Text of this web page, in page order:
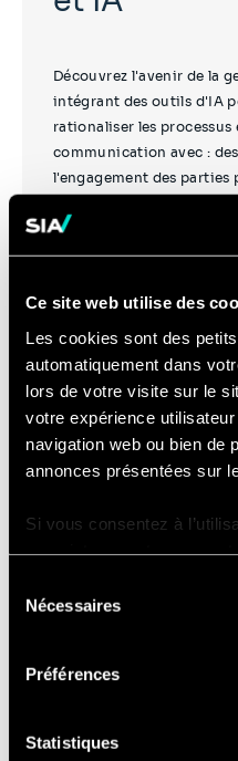
Ce site web utilise des
Les cookies sont des
automatiquement dans
lors de votre visite sur le
votre expérience
navigation web ou bien de
annonces présentées sur
Si vous consentez à
consentir à cette
fonctionnement et ne
Nécessaires
Préférences
Statistiques
Découvrez l'avenir de la
intégrant des outils d'IA
rationaliser les processus
communication avec :
l'engagement des parties
L'excellence de la gestion
de projet
Nous fournissons des
stratégique qui permet à
sur vos objectifs, de
Exploitez la puissance de